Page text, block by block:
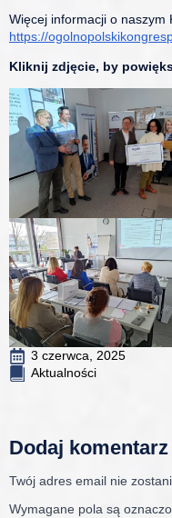
Więcej informacji o naszym
https://
Kliknij zdjęcie, by
3 czerwca, 2025
Aktualności
Dodaj komentarz
Twój adres email nie
Wymagane pola są